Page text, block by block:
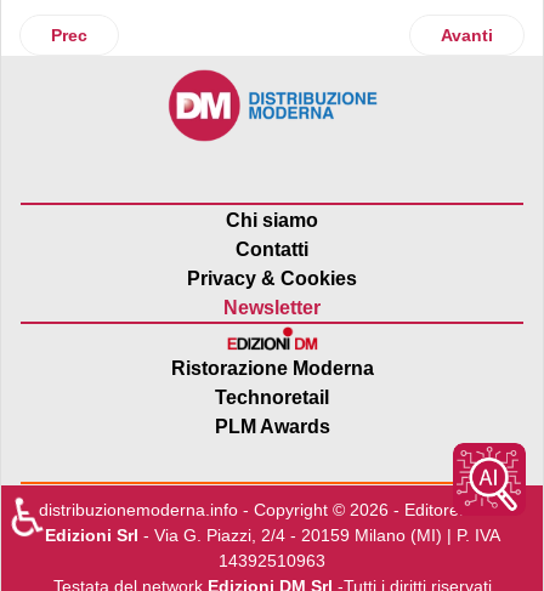
Articolo precedente: Federdistribuzione, inflazione in
Prec Articolo
Avanti
Chi siamo
Contatti
Privacy & Cookies
Newsletter
Ristorazione Moderna
Technoretail
PLM Awards
distribuzionemoderna.info - Copyright © 2026 - Editore:Edra
Edizioni Srl - Via G. Piazzi, 2/4 - 20159 Milano (MI) | P. IVA
14392510963
Testata del network Edizioni DM Srl -Tutti i diritti riservati